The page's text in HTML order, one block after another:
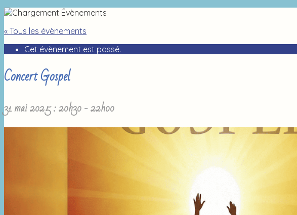
« Tous les évènements
Cet évènement est passé.
Concert Gospel
31 mai 2025 : 20h30-22h00